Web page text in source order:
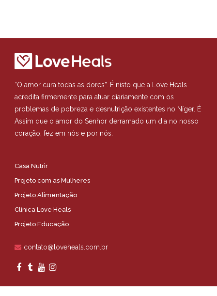
“O amor cura todas as dores”. É nisto que a Love Heals
acredita firmemente para atuar diariamente com os
problemas de pobreza e desnutrição existentes no Níger. É
Assim que o amor do Senhor derramado um dia no nosso
coração, fez em nós e por nós.
Casa Nutrir
Projeto com as Mulheres
Projeto Alimentação
Clínica Love Heals
Projeto Educação
contato@loveheals.com.br